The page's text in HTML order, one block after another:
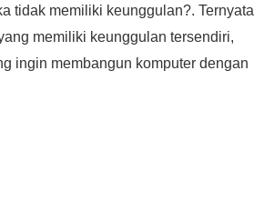
tidak memiliki keunggulan?. Ternyata
memiliki keunggulan tersendiri,
ingin membangun komputer dengan